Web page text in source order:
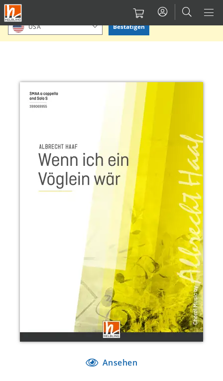
Direkt
zum
Inhalt
Bitte Standort bestätigen oder einen anderen auswählen.
USA Bestätigen
Ansehen